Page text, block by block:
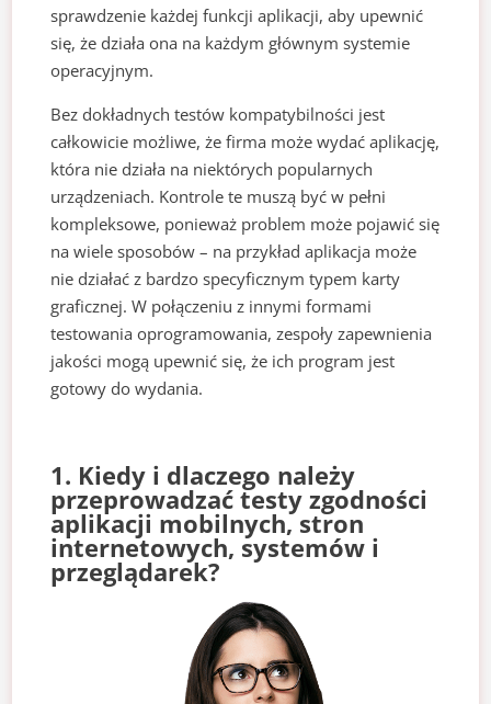
sprawdzenie każdej funkcji aplikacji, aby upewnić
się, że działa ona na każdym głównym systemie
operacyjnym.
Bez dokładnych testów kompatybilności jest
całkowicie możliwe, że firma może wydać aplikację,
która nie działa na niektórych popularnych
urządzeniach. Kontrole te muszą być w pełni
kompleksowe, ponieważ problem może pojawić się
na wiele sposobów – na przykład aplikacja może
nie działać z bardzo specyficznym typem karty
graficznej. W połączeniu z innymi formami
testowania oprogramowania, zespoły zapewnienia
jakości mogą upewnić się, że ich program jest
gotowy do wydania.
1. Kiedy i dlaczego należy
przeprowadzać testy zgodności
aplikacji mobilnych, stron
internetowych, systemów i
przeglądarek?